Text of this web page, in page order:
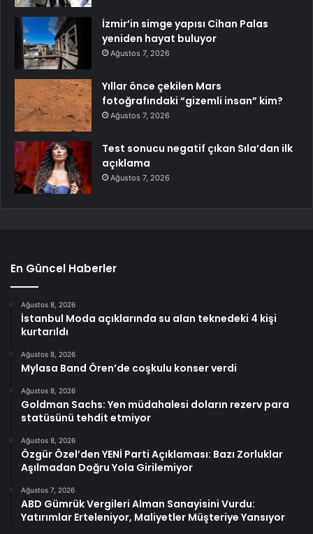
İzmir’in simge yapısı Cihan Palas
yeniden hayat buluyor
Ağustos 7, 2026
Yıllar önce çekilen Mars
fotoğrafındaki “gizemli insan” kim?
Ağustos 7, 2026
Test sonucu negatif çıkan Sıla’dan ilk
açıklama
Ağustos 7, 2026
En Güncel Haberler
Ağustos 8, 2026
İstanbul Moda açıklarında su alan teknedeki 4 kişi
kurtarıldı
Ağustos 8, 2026
Mylasa Band Ören’de coşkulu konser verdi
Ağustos 8, 2026
Goldman Sachs: Yen müdahalesi doların rezerv para
statüsünü tehdit etmiyor
Ağustos 8, 2026
Özgür Özel’den YENİ Parti Açıklaması: Bazı Zorluklar
Aşılmadan Doğru Yola Girilemiyor
Ağustos 7, 2026
ABD Gümrük Vergileri Alman Sanayisini Vurdu:
Yatırımlar Erteleniyor, Maliyetler Müşteriye Yansıyor